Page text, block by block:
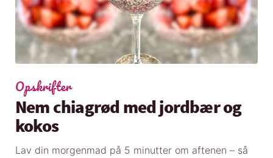
Opskrifter
Nem chiagrød med jordbær og
kokos
Lav din morgenmad på 5 minutter om aftenen – så